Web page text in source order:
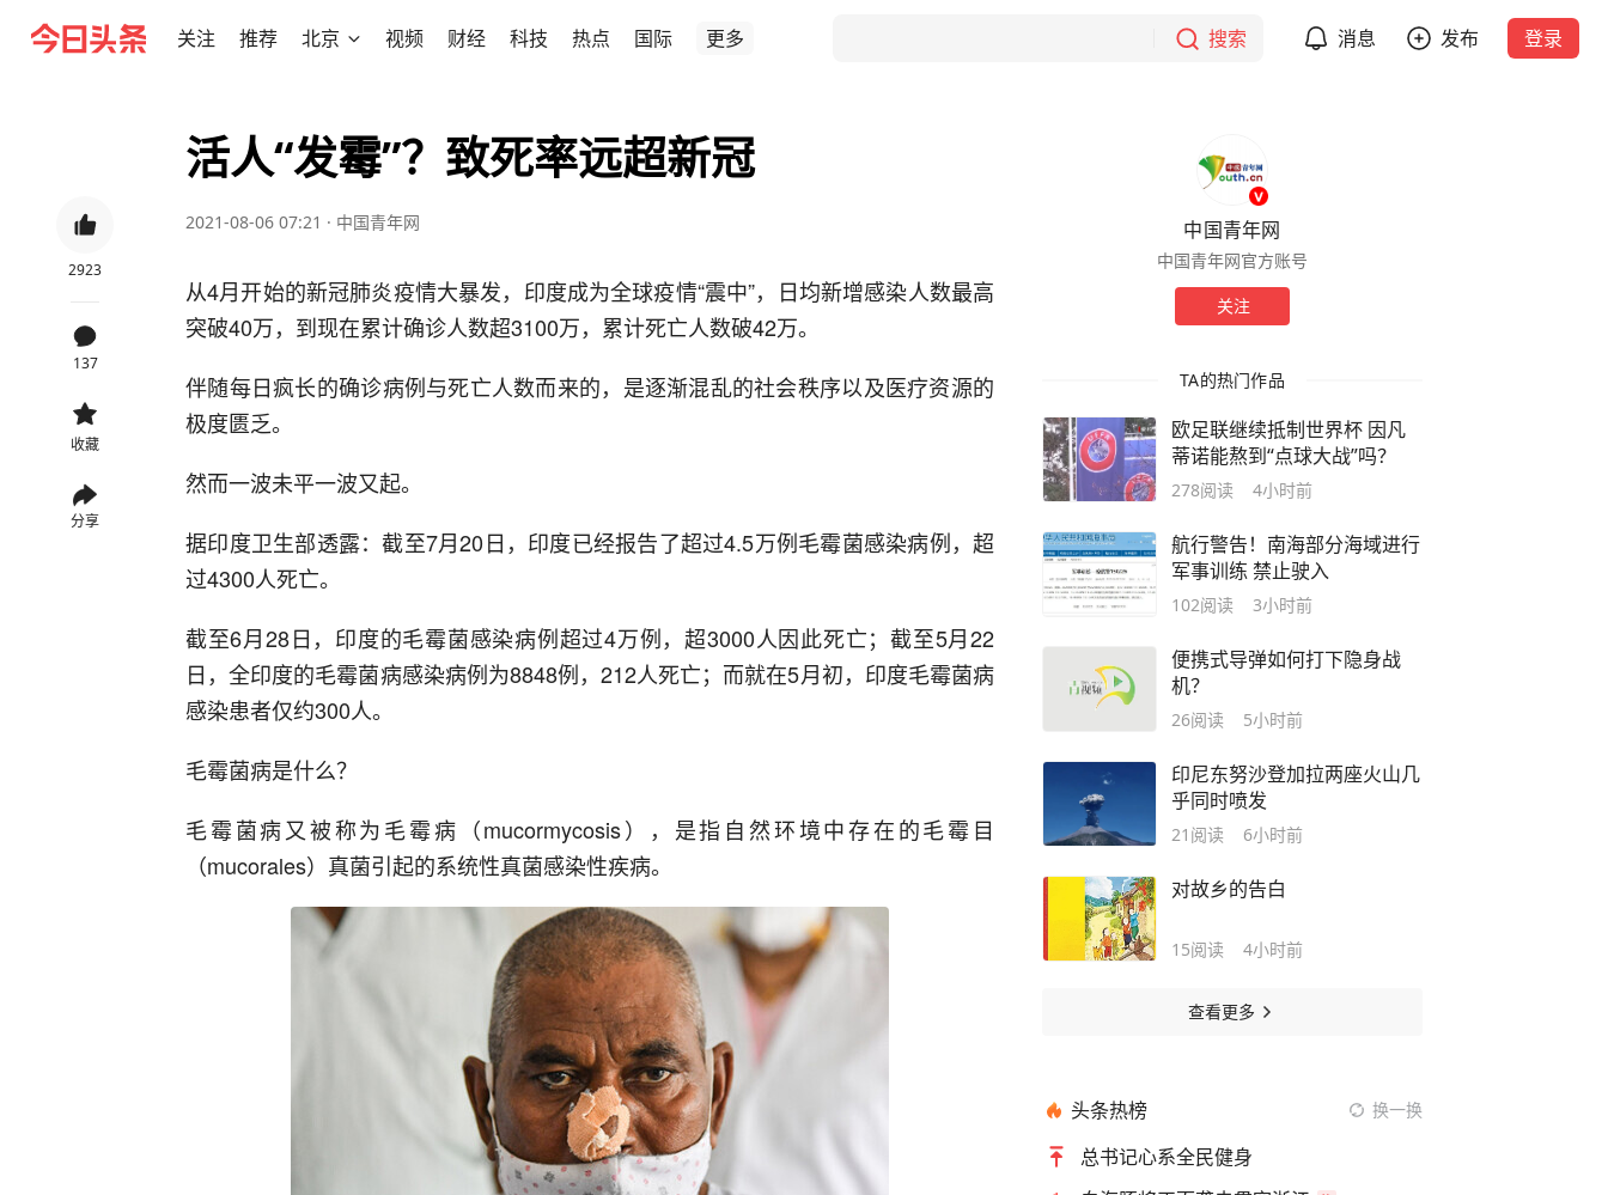
关注 推荐 北京 视频 财经 科技 热点 国际 更多 搜索 消息 发布 登录
2923
137
收藏
分享
活人“发霉”？致死率远超新冠
2021-08-06 07:21 · 中国青年网
从4月开始的新冠肺炎疫情大暴发，印度成为全球疫情“震中”，日均新增感染人数最高
突破40万，到现在累计确诊人数超3100万，累计死亡人数破42万。
伴随每日疯长的确诊病例与死亡人数而来的，是逐渐混乱的社会秩序以及医疗资源的
极度匮乏。
然而一波未平一波又起。
据印度卫生部透露：截至7月20日，印度已经报告了超过4.5万例毛霉菌感染病例，超
过4300人死亡。
截至6月28日，印度的毛霉菌感染病例超过4万例，超3000人因此死亡；截至5月22
日，全印度的毛霉菌病感染病例为8848例，212人死亡；而就在5月初，印度毛霉菌病
感染患者仅约300人。
毛霉菌病是什么？
毛霉菌病又被称为毛霉病（mucormycosis），是指自然环境中存在的毛霉目
（mucorales）真菌引起的系统性真菌感染性疾病。
中国青年网
中国青年网官方账号
关注
TA的热门作品
欧足联继续抵制世界杯 因凡
蒂诺能熬到“点球大战”吗？
278阅读 4小时前
航行警告！南海部分海域进行
军事训练 禁止驶入
102阅读 3小时前
便携式导弹如何打下隐身战
机？
26阅读 5小时前
印尼东努沙登加拉两座火山几
乎同时喷发
21 阅读 6小时前
对故乡的告白
15阅读 4小时前
查看更多
头条热榜 换一换
总书记心系全民健身